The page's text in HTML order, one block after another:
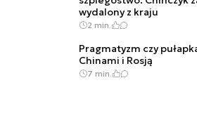
wydalony z kraju
2 min.
Pragmatyzm czy
Chinami i Rosją
7 min.